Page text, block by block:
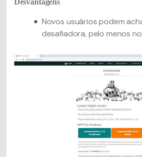
Desvantagens
Novos usuários podem
desafiadora, pelo menos no